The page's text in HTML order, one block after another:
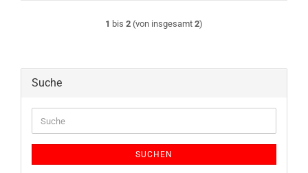
1 bis 2 (von insgesamt 2)
Suche
SUCHEN